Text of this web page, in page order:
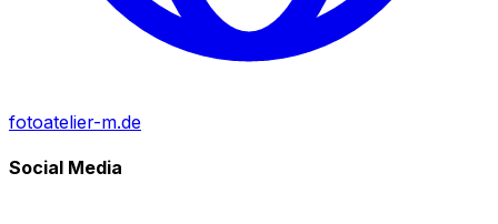
fotoatelier-m.de
Social Media